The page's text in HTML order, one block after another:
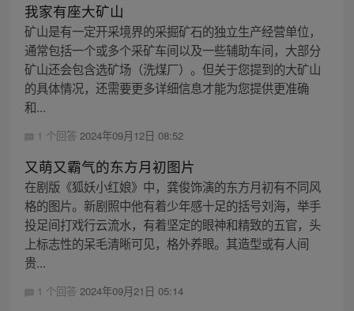
我家有座大矿山
矿山是有一定开采境界的采掘矿石的独立生产经营单位，
通常包括一个或多个采矿车间以及一些辅助车间，大部分
矿山还会包含选矿场（洗煤厂）。但关于您提到的大矿山
的具体情况，还需要更多详细信息才能为您提供更准确
和...
1 个回答 2024年09月12日 08:52
又萌又霸气的东方月初图片
在剧版《狐妖小红娘》中，龚俊饰演的东方月初有不同风
格的图片。新剧照中他有着少年感十足的括号刘海，举手
投足间打戏行云流水，有着坚定的眼神和精致的五官，头
上标志性的呆毛清晰可见，格外养眼。其造型或有人间
贵...
1 个回答 2024年09月21日 05:14